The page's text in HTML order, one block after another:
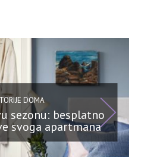
DOMA
sezonu: besplatno
svoga apartmana